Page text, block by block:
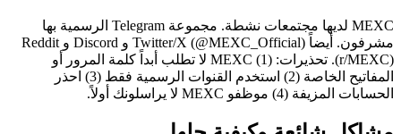
MEXC لديها مجتمعات نشطة. مجموعة Telegram الرسمية بها
مشرفون. أيضاً Twitter/X (@MEXC_Official) و Discord و Reddit
(r/MEXC). تحذيرات: (1) MEXC لا تطلب أبداً كلمة المرور أو
المفاتيح الخاصة (2) استخدم القنوات الرسمية فقط (3) احذر
الحسابات المزيفة (4) موظفو MEXC لا يراسلونك أولاً.